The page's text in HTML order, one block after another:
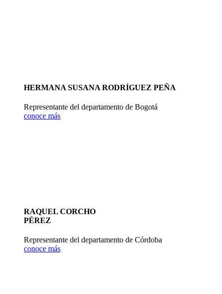
HERMANA SUSANA RODRÍGUEZ PEÑA
Representante del departamento de Bogotá
conoce más
RAQUEL CORCHO
PÉREZ
Representante del departamento de Córdoba
conoce más